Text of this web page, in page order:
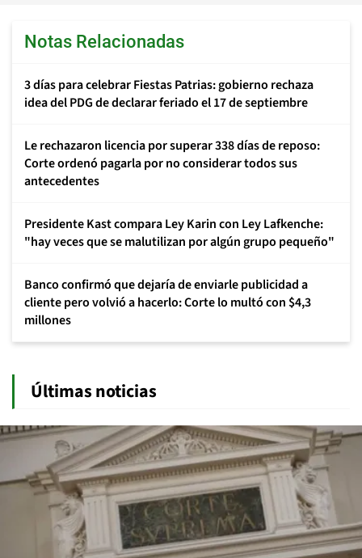
Notas Relacionadas
3 días para celebrar Fiestas Patrias: gobierno rechaza
idea del PDG de declarar feriado el 17 de septiembre
Le rechazaron licencia por superar 338 días de reposo:
Corte ordenó pagarla por no considerar todos sus
antecedentes
Presidente Kast compara Ley Karin con Ley Lafkenche:
"hay veces que se malutilizan por algún grupo pequeño"
Banco confirmó que dejaría de enviarle publicidad a
cliente pero volvió a hacerlo: Corte lo multó con $4,3
millones
Últimas noticias